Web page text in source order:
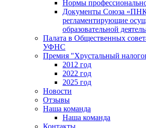
Нормы
Документы Союза
регламентирующие
образовательной
Палата в Общественных
УФНС
Премия "Хрустальный
2012 год
2022 год
2025 год
Новости
Отзывы
Наша команда
Наша команда